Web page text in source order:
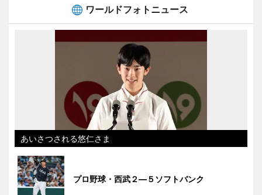
ワールドフォトニュース
あいさつされる悠仁さま
プロ野球・西武２―５ソフトバンク